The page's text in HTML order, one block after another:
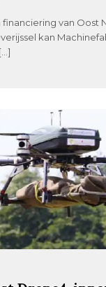
financiering van Oost
kan